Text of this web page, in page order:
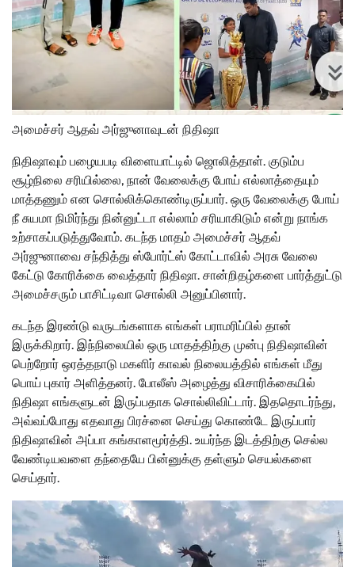
அமைச்சர் ஆதவ் அர்ஜுனாவுடன் நிதிஷா
நிதிஷாவும் பழையபடி விளையாட்டில் ஜொலித்தாள். குடும்ப
சூழ்நிலை சரியில்லை, நான் வேலைக்கு போய் எல்லாத்தையும்
மாத்தணும் என சொல்லிக்கொண்டிருப்பார். ஒரு வேலைக்கு போய்
நீ சுயமா நிமிர்ந்து நின்னுட்டா எல்லாம் சரியாகிடும் என்று நாங்க
உற்சாகப்படுத்துவோம். கடந்த மாதம் அமைச்சர் ஆதவ்
அர்ஜுனாவை சந்தித்து ஸ்போர்ட்ஸ் கோட்டாவில் அரசு வேலை
கேட்டு கோரிக்கை வைத்தார் நிதிஷா. சான்றிதழ்களை பார்த்துட்டு
அமைச்சரும் பாசிட்டிவா சொல்லி அனுப்பினார்.
கடந்த இரண்டு வருடங்களாக எங்கள் பராமரிப்பில் தான்
இருக்கிறார். இந்நிலையில் ஒரு மாதத்திற்கு முன்பு நிதிஷாவின்
பெற்றோர் ஒரத்தநாடு மகளிர் காவல் நிலையத்தில் எங்கள் மீது
பொய் புகார் அளித்தனர். போலீஸ் அழைத்து விசாரிக்கையில்
நிதிஷா எங்களுடன் இருப்பதாக சொல்லிவிட்டார். இததொடர்ந்து,
அவ்வப்போது எதவாது பிரச்னை செய்து கொண்டே இருப்பார்
நிதிஷாவின் அப்பா கங்காளமூர்த்தி. உயர்ந்த இடத்திற்கு செல்ல
வேண்டியவளை தந்தையே பின்னுக்கு தள்ளும் செயல்களை
செய்தார்.